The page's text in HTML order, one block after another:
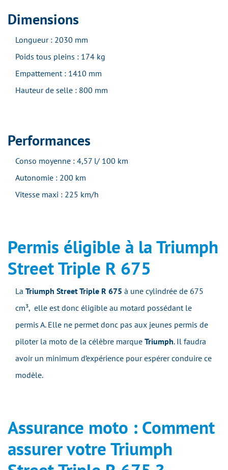
Dimensions
Longueur : 2030 mm
Poids tous pleins : 174 kg
Empattement : 1410 mm
Hauteur de selle : 800 mm
Performances
Conso moyenne : 4,57 l/ 100 km
Autonomie : 200 km
Vitesse maxi : 225 km/h
Permis éligible à la Triumph
Street Triple R 675
La Triumph Street Triple R 675 à une cylindrée de 675
cm³, elle est donc éligible au motard possédant le
permis A. Elle ne permet donc pas aux jeunes permis de
piloter la moto de la célèbre marque Triumph. Il faudra
avoir un minimum d’expérience pour espérer conduire ce
modèle.
Assurance moto : Comment
assurer votre Triumph